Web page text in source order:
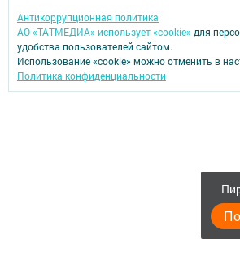
Антикоррупционная политика
АО «ТАТМЕДИА» использует «cookie»для
удобства пользователей сайтом.
Использование «cookie» можно отменить в
Политика конфиденциальности